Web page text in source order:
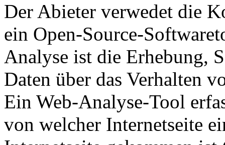
Der Abieter verwedet die
ein Open-Source-
Analyse ist die Erhebung,
Daten über das Verhalten
Ein Web-Analyse-Tool
von welcher Internetseite